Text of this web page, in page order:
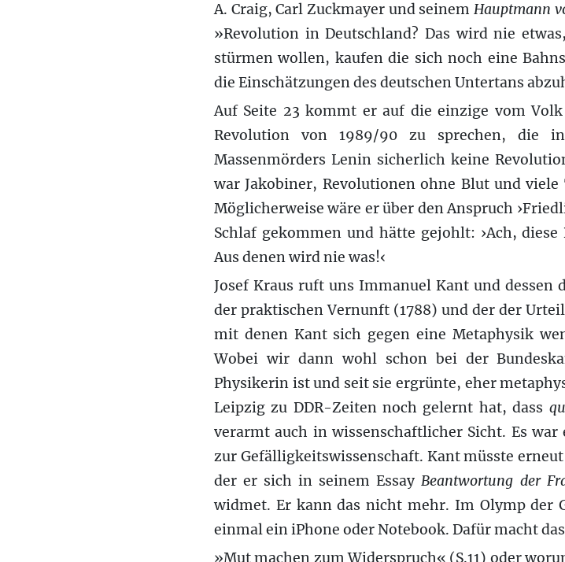
A. Craig, Carl Zuckmayer und seinem Hauptmann
»Revolution in Deutschland? Das wird nie
stürmen wollen, kaufen die sich noch eine
die Einschätzungen des deutschen Untertans
Auf Seite 23 kommt er auf die einzige vom
Revolution von 1989/90 zu sprechen, die
Massenmörders Lenin sicherlich keine
war Jakobiner, Revolutionen ohne Blut und
Möglicherweise wäre er über den Anspruch
Schlaf gekommen und hätte gejohlt: ›Ach,
Aus denen wird nie was!‹
Josef Kraus ruft uns Immanuel Kant und
der praktischen Vernunft (1788) und der der
mit denen Kant sich gegen eine Metaphysik
Wobei wir dann wohl schon bei der
Physikerin ist und seit sie ergrünte, eher
Leipzig zu DDR-Zeiten noch gelernt hat, dass
verarmt auch in wissenschaftlicher Sicht. Es
zur Gefälligkeitswissenschaft. Kant müsste
der er sich in seinem EssayBeantwortung der
widmet. Er kann das nicht mehr. Im Olymp der
einmal ein iPhone oder Notebook. Dafür macht
»Mut machen zum Widerspruch« (S.11) oder